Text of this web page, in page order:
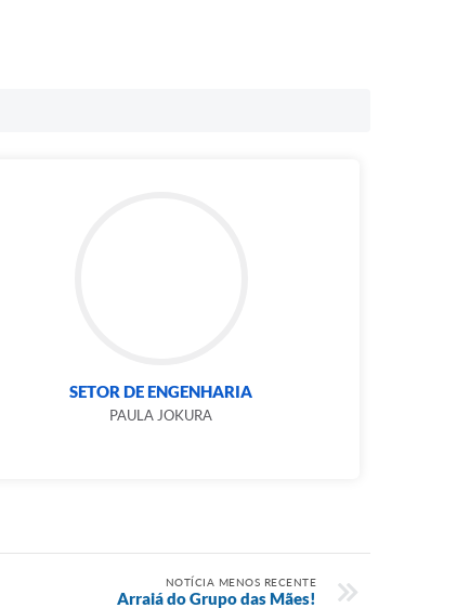
SETOR DE ENGENHARIA
PAULA JOKURA
NOTÍCIA MENOS RECENTE
Arraiá do Grupo das Mães!